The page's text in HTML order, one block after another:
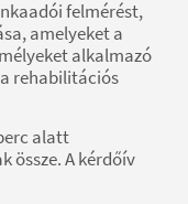
felmérést,
amelyeket a
alkalmazó
rehabilitációs
alatt
össze. A kérdőív